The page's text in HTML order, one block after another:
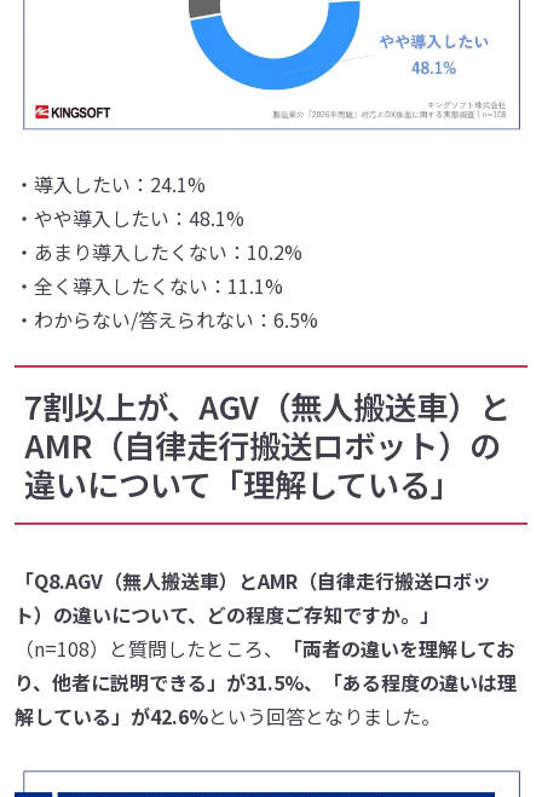
・導入したい：24.1%
・やや導入したい：48.1%
・あまり導入したくない：10.2%
・全く導入したくない：11.1%
・わからない/答えられない：6.5%
7割以上が、AGV（無人搬送車）と
AMR（自律走行搬送ロボット）の
違いについて「理解している」
「Q8.AGV（無人搬送車）とAMR（自律走行搬送ロボッ
ト）の違いについて、どの程度ご存知ですか。」
（n=108）と質問したところ、
「両者の違いを理解してお
り、他者に説明できる」が31.5%、「ある程度の違いは理
解している」が42.6%という回答となりました。